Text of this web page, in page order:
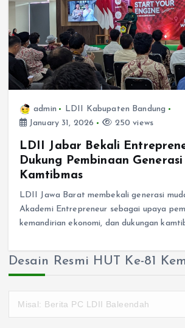
admin
LDII Kabupaten Bandung
January 31, 2026
250 views
LDII Jabar Bekali
Dukung Pembinaan
Kamtibmas
LDII Jawa Barat membekali generasi
Akademi Entrepreneur sebagai upaya
kemandirian ekonomi, dan dukungan
Desain Resmi HUT Ke-81